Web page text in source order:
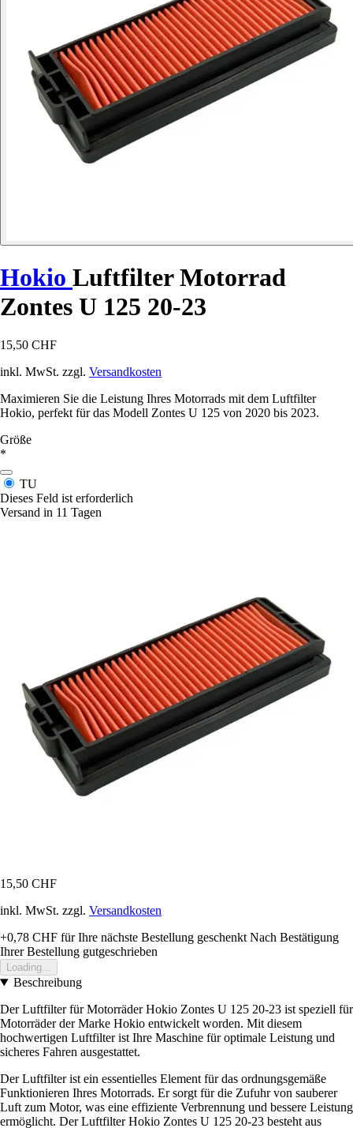
Hokio Luftfilter Motorrad
Zontes U 125 20-23
15,50 CHF
inkl. MwSt. zzgl. Versandkosten
Maximieren Sie die Leistung Ihres Motorrads mit dem Luftfilter
Hokio, perfekt für das Modell Zontes U 125 von 2020 bis 2023.
Größe
*
TU
Dieses Feld ist erforderlich
Versand in 11 Tagen
15,50 CHF
inkl. MwSt. zzgl. Versandkosten
+0,78 CHF für Ihre nächste Bestellung geschenkt Nach Bestätigung
Ihrer Bestellung gutgeschrieben
Loading...
Beschreibung
Der Luftfilter für Motorräder Hokio Zontes U 125 20-23 ist speziell für
Motorräder der Marke Hokio entwickelt worden. Mit diesem
hochwertigen Luftfilter ist Ihre Maschine für optimale Leistung und
sicheres Fahren ausgestattet.
Der Luftfilter ist ein essentielles Element für das ordnungsgemäße
Funktionieren Ihres Motorrads. Er sorgt für die Zufuhr von sauberer
Luft zum Motor, was eine effiziente Verbrennung und bessere Leistung
ermöglicht. Der Luftfilter Hokio Zontes U 125 20-23 besteht aus